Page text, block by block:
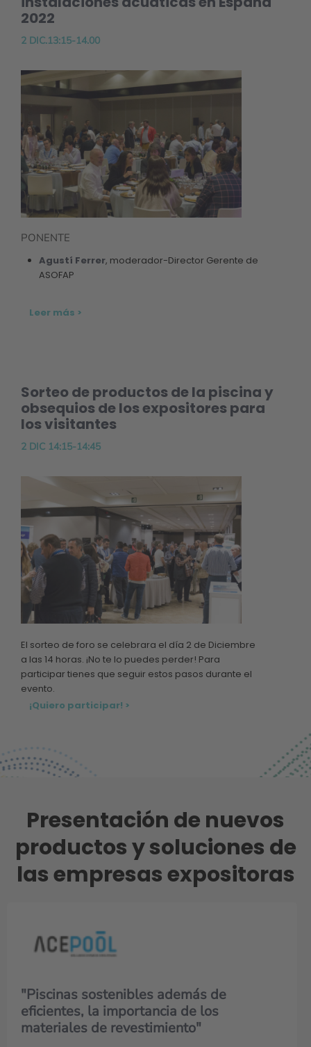
2022
2 DIC.13:15-14.00
PONENTE
Agustí Ferrer, moderador-Director Gerente de
ASOFAP
Leer más >
Sorteo de productos de la piscina y
obsequios de los expositores para
los visitantes
2 DIC 14:15-14:45
El sorteo de foro se celebrara el día 2 de Diciembre
a las 14 horas. ¡No te lo puedes perder! Para
participar tienes que seguir estos pasos durante el
evento.
¡Quiero participar! >
Presentación de nuevos
productos y soluciones de
las empresas expositoras
"Piscinas sostenibles además de
eficientes, la importancia de los
materiales de revestimiento"